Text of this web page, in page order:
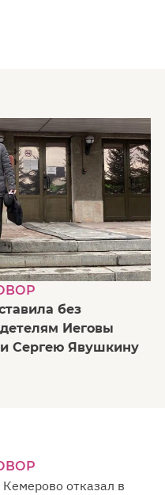
без
Иеговы
Сергею Явушкину
отказал в